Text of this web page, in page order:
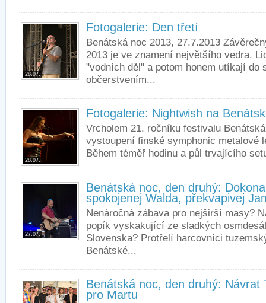
28.07.
Fotogalerie: Den třetí
Benátská noc 2013, 27.7.2013
2013 je ve znamení největšího vedra.
"vodních děl" a potom honem utíkají do
občerstvením...
28.07.
Fotogalerie: Nightwish na
Vrcholem 21. ročníku festivalu
vystoupení finské symphonic metalové
Během téměř hodinu a půl trvajícího
27.07.
Benátská noc, den druhý:
spokojenej Walda, překvapivej
Nenáročná zábava pro nejširší masy?
popík vyskakující ze sladkých
Slovenska? Protřelí harcovníci
Benátské...
Benátská noc, den druhý: Návrat
pro Martu